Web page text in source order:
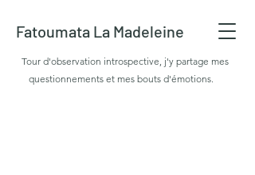
Fatoumata La Madeleine
Tour d'observation introspective, j'y partage mes
questionnements et mes bouts d'émotions.